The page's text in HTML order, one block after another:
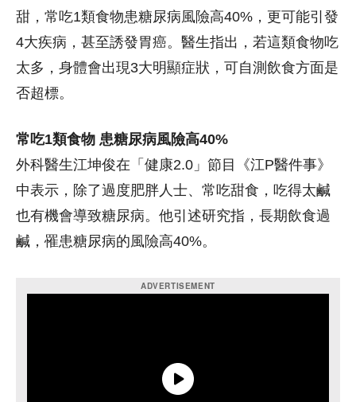
甜，常吃1類食物患糖尿病風險高40%，更可能引發
4大疾病，甚至誘發胃癌。醫生指出，若這類食物吃
太多，身體會出現3大明顯症狀，可自測飲食方面是
否超標。
常吃1類食物 患糖尿病風險高40%
外科醫生江坤俊在「健康2.0」節目《江P醫件事》
中表示，除了過度肥胖人士、常吃甜食，吃得太鹹
也有機會導致糖尿病。他引述研究指，長期飲食過
鹹，罹患糖尿病的風險高40%。